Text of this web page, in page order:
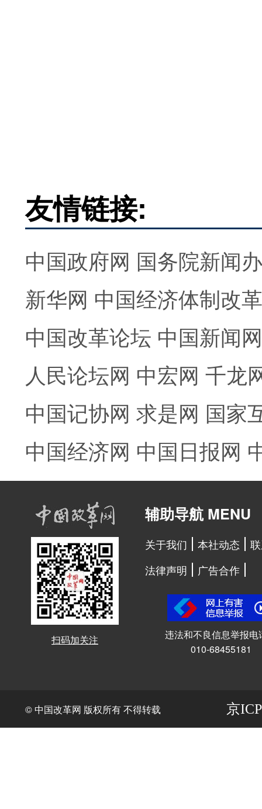
友情链接:
中国政府网 国务院新闻
新华网 中国经济体制改
中国改革论坛 中国新闻网
人民论坛网 中宏网 千龙
中国记协网 求是网 国家
中国经济网 中国日报网
扫码加关注
辅助导航 MENU
关于我们 本社动态
法律声明
广告合作
违法和不良信息举报电
010-68455181
© 中国改革网 版权所有 不得转载 京